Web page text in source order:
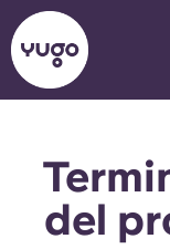
Chi siamo
Sedi
del